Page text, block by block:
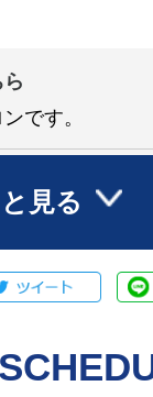
です。
見る